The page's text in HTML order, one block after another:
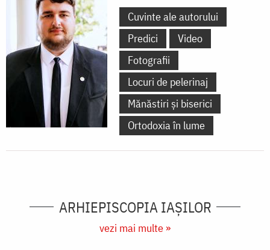
Cuvinte ale autorului
Predici
Video
Fotografii
Locuri de pelerinaj
Mănăstiri și biserici
Ortodoxia în lume
ARHIEPISCOPIA IAŞILOR
vezi mai multe »